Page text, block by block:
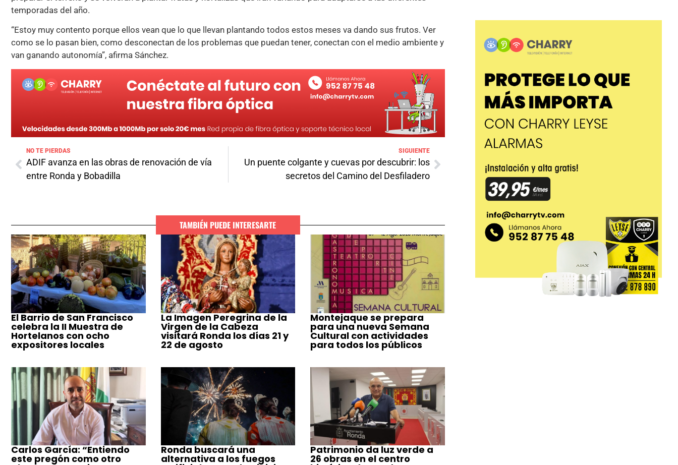
temporadas del año.
“Estoy muy contento porque ellos vean que lo que llevan plantando todos estos meses va dando sus frutos. Ver
como se lo pasan bien, como desconectan de los problemas que puedan tener, conectan con el medio ambiente y
van ganando autonomía”, afirma Sánchez.
NO TE PIERDAS
ADIF avanza en las obras de renovación de vía
entre Ronda y Bobadilla
SIGUIENTE
Un puente colgante y cuevas por descubrir: los
secretos del Camino del Desfiladero
TAMBIÉN PUEDE INTERESARTE
El Barrio de San Francisco
celebra la II Muestra de
Hortelanos con ocho
expositores locales
La Imagen Peregrina de la
Virgen de la Cabeza
visitará Ronda los días 21 y
22 de agosto
Montejaque se prepara
para una nueva Semana
Cultural con actividades
para todos los públicos
Carlos García: “Entiendo
este pregón como otro
Ronda buscará una
alternativa a los fuegos
Patrimonio da luz verde a
26 obras en el centro